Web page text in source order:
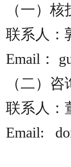
（一）核
联系人
Email：
（二）
联系人
Email: